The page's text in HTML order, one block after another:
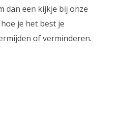
dan een kijkje bij onze
je het best je
of verminderen.